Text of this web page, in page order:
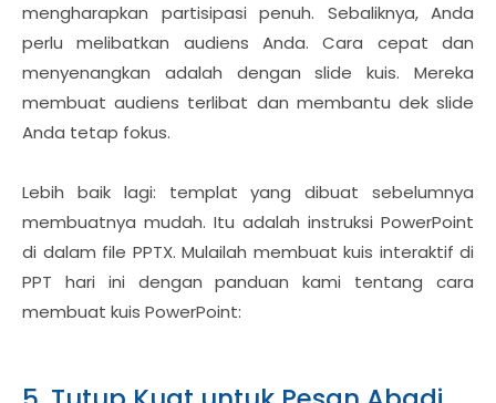
mengharapkan partisipasi penuh. Sebaliknya, Anda
perlu melibatkan audiens Anda. Cara cepat dan
menyenangkan adalah dengan slide kuis. Mereka
membuat audiens terlibat dan membantu dek slide
Anda tetap fokus.
Lebih baik lagi: templat yang dibuat sebelumnya
membuatnya mudah. Itu adalah instruksi PowerPoint
di dalam file PPTX. Mulailah membuat kuis interaktif di
PPT hari ini dengan panduan kami tentang cara
membuat kuis PowerPoint: